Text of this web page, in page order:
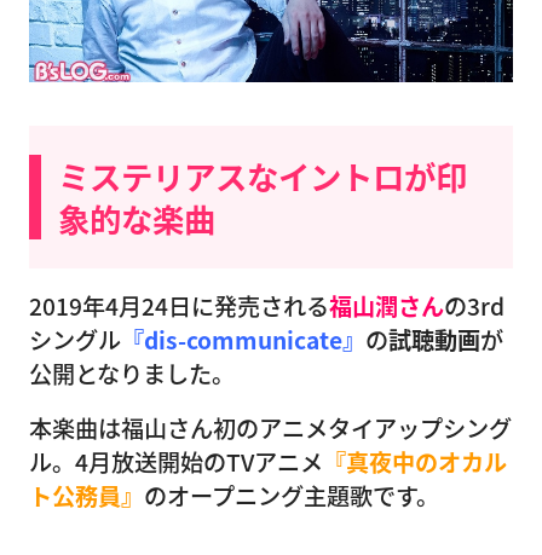
ミステリアスなイントロが印
象的な楽曲
2019年4月24日に発売される福山潤さんの3rd
シングル 『dis-communicate』 の試聴動画が
公開となりました。
本楽曲は福山さん初のアニメタイアップシング
ル。4月放送開始のTVアニメ 『真夜中のオカル
ト公務員』 のオープニング主題歌です。